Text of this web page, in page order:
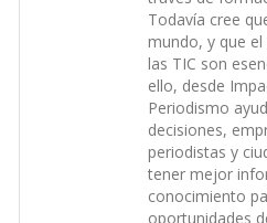
Todavía cree
mundo, y que
las TIC son
ello, desde
Periodismo
decisiones,
periodistas y
tener mejor
conocimiento
oportunidades